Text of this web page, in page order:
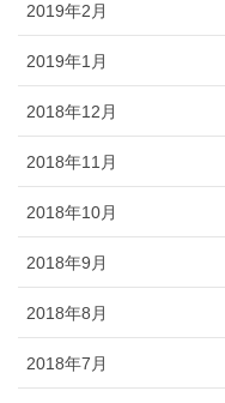
2019年2月
2019年1月
2018年12月
2018年11月
2018年10月
2018年9月
2018年8月
2018年7月